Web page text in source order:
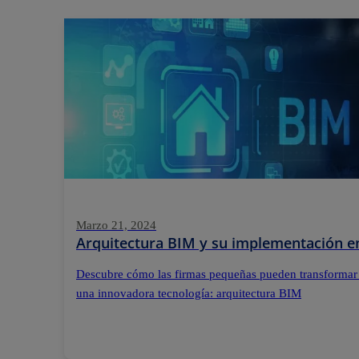
Marzo 21, 2024
Arquitectura BIM y su implementación
Descubre cómo las firmas pequeñas pueden
una innovadora tecnología: arquitectura BIM